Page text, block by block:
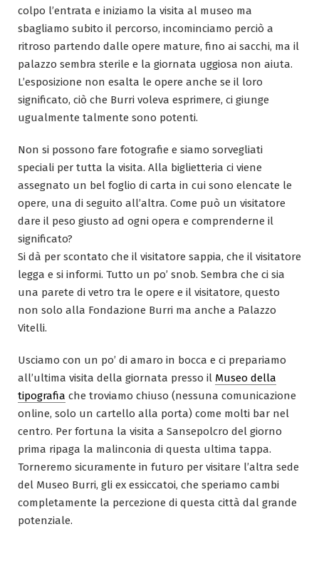
colpo l’entrata e iniziamo la visita al museo ma
sbagliamo subito il percorso, incominciamo perciò a
ritroso partendo dalle opere mature, fino ai sacchi, ma il
palazzo sembra sterile e la giornata uggiosa non aiuta.
L’esposizione non esalta le opere anche se il loro
significato, ciò che Burri voleva esprimere, ci giunge
ugualmente talmente sono potenti.
Non si possono fare fotografie e siamo sorvegliati
speciali per tutta la visita. Alla biglietteria ci viene
assegnato un bel foglio di carta in cui sono elencate le
opere, una di seguito all’altra. Come può un visitatore
dare il peso giusto ad ogni opera e comprenderne il
significato?
Si dà per scontato che il visitatore sappia, che il visitatore
legga e si informi. Tutto un po’ snob. Sembra che ci sia
una parete di vetro tra le opere e il visitatore, questo
non solo alla Fondazione Burri ma anche a Palazzo
Vitelli.
Usciamo con un po’ di amaro in bocca e ci prepariamo
all’ultima visita della giornata presso il Museo della
tipografia che troviamo chiuso (nessuna comunicazione
online, solo un cartello alla porta) come molti bar nel
centro. Per fortuna la visita a Sansepolcro del giorno
prima ripaga la malinconia di questa ultima tappa.
Torneremo sicuramente in futuro per visitare l’altra sede
del Museo Burri, gli ex essiccatoi, che speriamo cambi
completamente la percezione di questa città dal grande
potenziale.